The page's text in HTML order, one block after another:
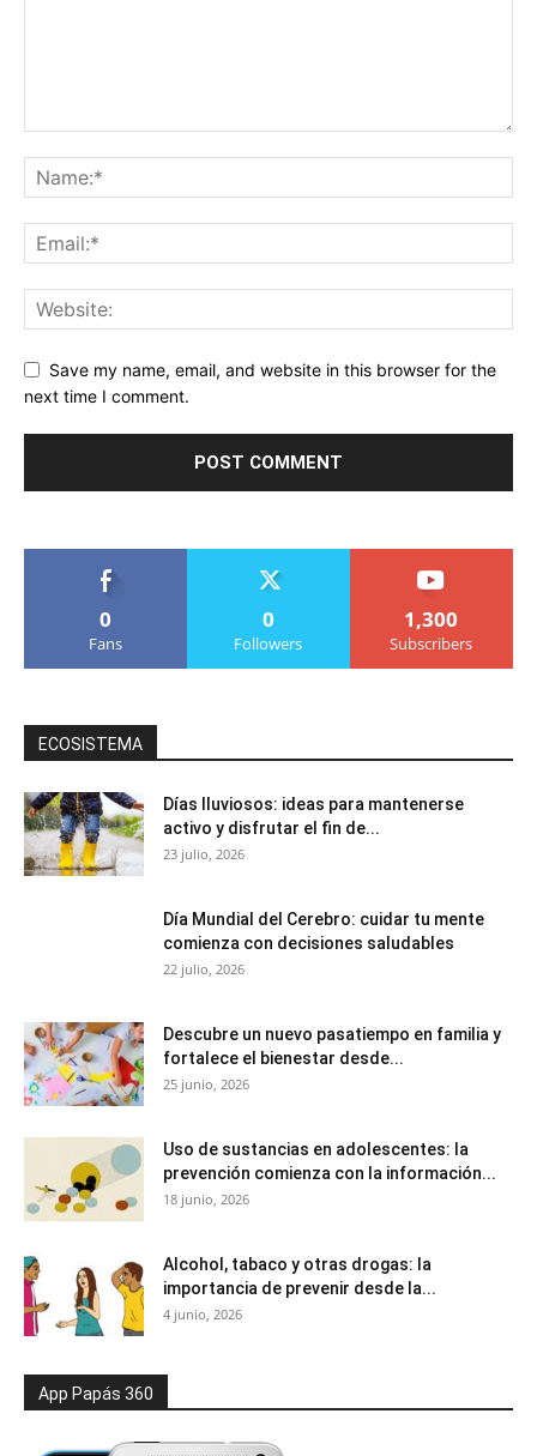
Save my name, email, and website in this browser for the
next time I comment.
0
Fans
0
Followers
1,300
Subscribers
ECOSISTEMA
Días lluviosos: ideas para mantenerse
activo y disfrutar el fin de...
23 julio, 2026
Día Mundial del Cerebro: cuidar tu mente
comienza con decisiones saludables
22 julio, 2026
Descubre un nuevo pasatiempo en familia y
fortalece el bienestar desde...
25 junio, 2026
Uso de sustancias en adolescentes: la
prevención comienza con la información...
18 junio, 2026
Alcohol, tabaco y otras drogas: la
importancia de prevenir desde la...
4 junio, 2026
App Papás 360